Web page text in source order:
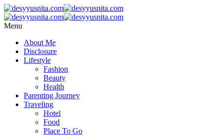
Menu
About Me
Disclosure
Lifestyle
Fashion
Beauty
Health
Parenting Journey
Traveling
Hotel
Food
Place To Go